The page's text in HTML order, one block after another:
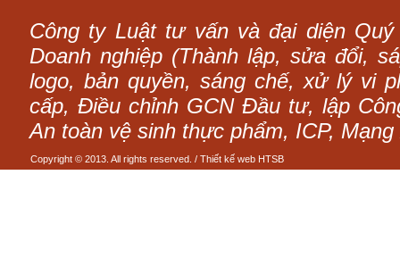
Công ty Luật tư vấn và đại diện
Doanh nghiệp (Thành lập, sửa đổi,
logo, bản quyền, sáng chế, xử lý vi
cấp, Điều chỉnh GCN Đầu tư, lập
An toàn vệ sinh thực phẩm, ICP,
Copyright © 2013. All rights reserved. / Thiết kế web HTSB